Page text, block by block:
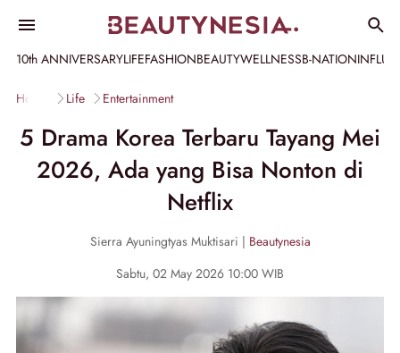
10th ANNIVERSARYLIFEFASHIONBEAUTYWELLNESSB-NATION
Home Life Entertainment
5 Drama Korea Terbaru Tayang Mei
2026, Ada yang Bisa Nonton di
Netflix
Sierra Ayuningtyas Muktisari | Beautynesia
Sabtu, 02 May 2026 10:00 WIB